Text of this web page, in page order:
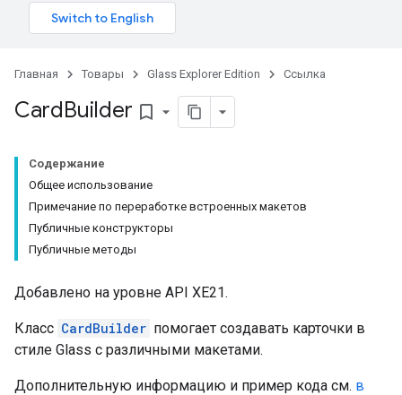
Главная Товары Glass Explorer Edition Ссылка
CardBuilder bookmark_border
Содержание
Общее использование
Примечание по переработке встроенных макетов
Публичные конструкторы
Публичные методы
Добавлено на уровне API XE21.
Класс CardBuilder помогает создавать карточки в
стиле Glass с различными макетами.
Дополнительную информацию и пример кода см. в